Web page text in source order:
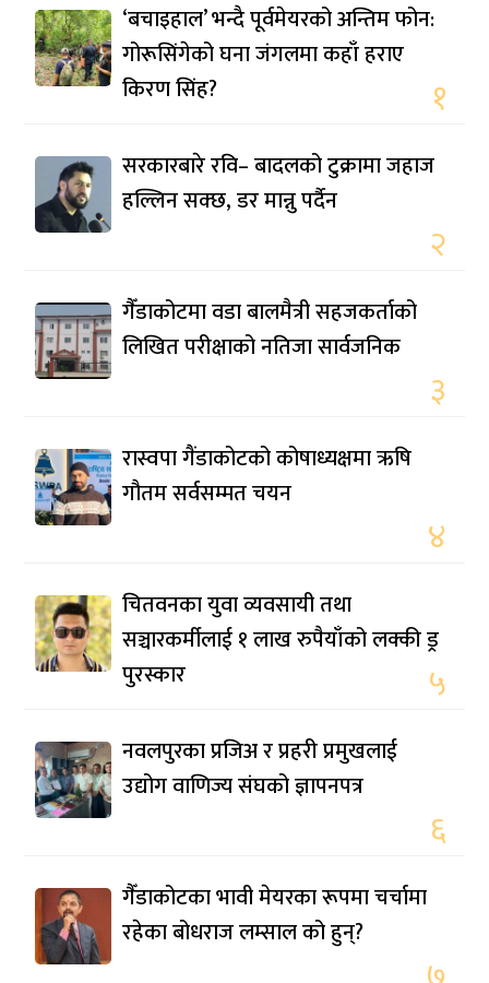
‘बचाइहाल’ भन्दै पूर्वमेयरको अन्तिम फोन:
गोरूसिंगेको घना जंगलमा कहाँ हराए
किरण सिंह?
१
सरकारबारे रवि– बादलको टुक्रामा जहाज
हल्लिन सक्छ, डर मान्नु पर्दैन
२
गैँडाकोटमा वडा बालमैत्री सहजकर्ताको
लिखित परीक्षाको नतिजा सार्वजनिक
३
रास्वपा गैंडाकोटको कोषाध्यक्षमा ऋषि
गौतम सर्वसम्मत चयन
४
चितवनका युवा व्यवसायी तथा
सञ्चारकर्मीलाई १ लाख रुपैयाँको लक्की ड्र
पुरस्कार
५
नवलपुरका प्रजिअ र प्रहरी प्रमुखलाई
उद्योग वाणिज्य संघको ज्ञापनपत्र
६
गैँडाकोटका भावी मेयरका रूपमा चर्चामा
रहेका बोधराज लम्साल को हुन्?